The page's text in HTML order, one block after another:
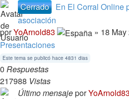
Cerrado
En El Corral Online
asociación
porYoArnold83
» 18
Presentaciones
Este tema se publicó hace 4831 dias
0 Respuestas
217988 Vistas
Último mensajeporYoArnold83